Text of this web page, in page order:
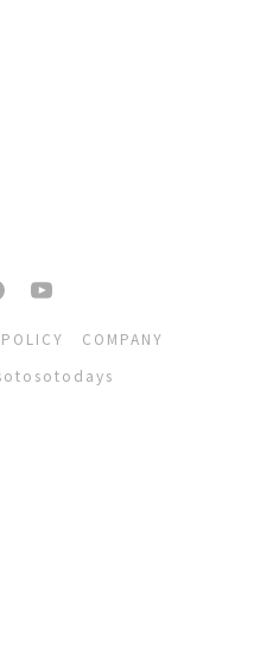
COMPANY